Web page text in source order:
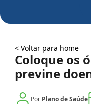
< Voltar para home
Coloque os
previne
Por Plano de Saúde